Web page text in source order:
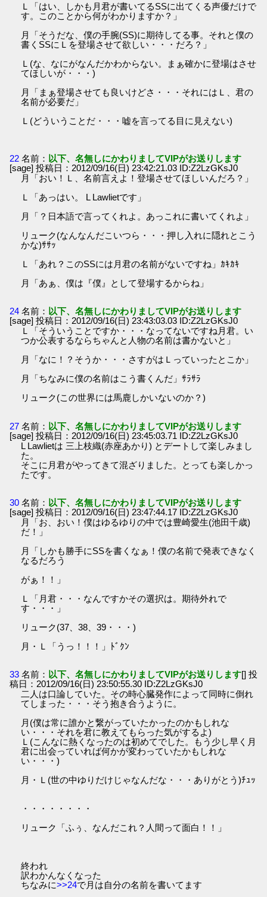
Ｌ「はい、しかも月君が書いてるSSに出てくる声優だけで
す。このことから何がわかりますか？」
月「そうだな、僕の手腕(SS)に期待してる事。それと僕の
書くSSにＬを登場させて欲しい・・・だろ？」
Ｌ(な、なにがなんだかわからない。まぁ確かに登場はさせ
てほしいが・・・)
月「まぁ登場させても良いけどさ・・・それにはＬ、君の
名前が必要だ」
Ｌ(どういうことだ・・・嘘を言ってる目に見えない)
22 名前： 以下、名無しにかわりましてVIPがお送りします
[sage] 投稿日：2012/09/16(日) 23:42:21.03 ID:Z2LzGKsJ0
月「おい！Ｌ、名前言えよ！登場させてほしいんだろ？」
Ｌ「あっはい。 L Lawlietです」
月「？日本語で言ってくれよ。あっこれに書いてくれよ」
リューク(なんなんだこいつら・・・押し入れに隠れとこう
かな)ｻｻｯ
Ｌ「あれ？このSSには月君の名前がないですね」ｶｷｶｷ
月「あぁ、僕は『僕』として登場するからね」
24 名前： 以下、名無しにかわりましてVIPがお送りします
[sage] 投稿日：2012/09/16(日) 23:43:03.03 ID:Z2LzGKsJ0
Ｌ「そういうことですか・・・なってないですね月君。い
つか公表するならちゃんと人物の名前は書かないと」
月「なに！？そうか・・・さすがはＬっていったとこか」
月「ちなみに僕の名前はこう書くんだ」ｻﾗｻﾗ
リューク(この世界には馬鹿しかいないのか？)
27 名前： 以下、名無しにかわりましてVIPがお送りします
[sage] 投稿日：2012/09/16(日) 23:45:03.71 ID:Z2LzGKsJ0
L Lawlietは 三上枝織(赤座あかり) とデートして楽しみまし
た。
そこに月君がやってきて混ざりました。とっても楽しかっ
たです。
30 名前： 以下、名無しにかわりましてVIPがお送りします
[sage] 投稿日：2012/09/16(日) 23:47:44.17 ID:Z2LzGKsJ0
月「お、おい！僕はゆるゆりの中では豊崎愛生(池田千歳)
だ！」
月「しかも勝手にSSを書くなぁ！僕の名前で発表できなく
なるだろう
がぁ！！」
Ｌ「月君・・・なんですかその選択は。期待外れで
す・・・」
リューク(37、38、39・・・)
月・Ｌ「うっ！！！」ﾄﾞｸﾝ
33 名前： 以下、名無しにかわりましてVIPがお送りします[] 投
稿日：2012/09/16(日) 23:50:55.30 ID:Z2LzGKsJ0
二人は口論していた。その時心臓発作によって同時に倒れ
てしまった・・・そう抱き合うように。
月(僕は常に誰かと繋がっていたかったのかもしれな
い・・・それを君に教えてもらった気がするよ)
Ｌ(こんなに熱くなったのは初めてでした。もう少し早く月
君に出会っていれば何かが変わっていたかもしれな
い・・・)
月・Ｌ(世の中ゆりだけじゃなんだな・・・ありがとう)ﾁｭｯ
・・・・・・・・
リューク「ふぅ、なんだこれ？人間って面白！！」
終われ
訳わかんなくなった
ちなみに>>24で月は自分の名前を書いてます